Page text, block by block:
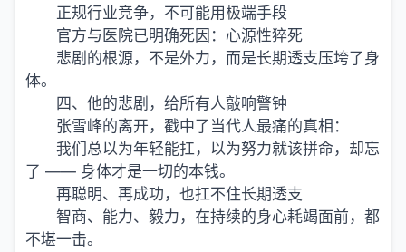
正规行业竞争，不可能用极端手段
官方与医院已明确死因：心源性猝死
悲剧的根源，不是外力，而是长期透支压垮了身
体。
四、他的悲剧，给所有人敲响警钟
张雪峰的离开，戳中了当代人最痛的真相：
我们总以为年轻能扛，以为努力就该拼命，却忘
了 —— 身体才是一切的本钱。
再聪明、再成功，也扛不住长期透支
智商、能力、毅力，在持续的身心耗竭面前，都
不堪一击。